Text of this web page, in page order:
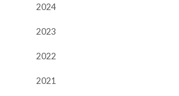
2024
2023
2022
2021